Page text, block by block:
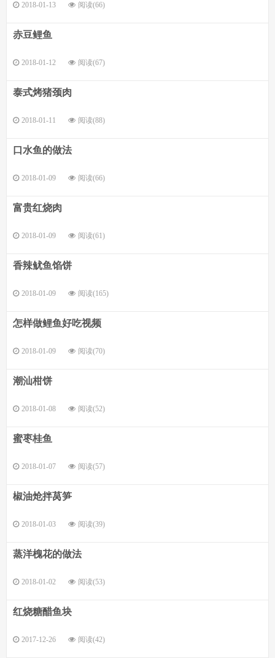
2018-01-13 阅读(66)
赤豆鲤鱼
2018-01-12 阅读(67)
泰式烤猪颈肉
2018-01-11 阅读(88)
口水鱼的做法
2018-01-09 阅读(66)
富贵红烧肉
2018-01-09 阅读(61)
香辣鱿鱼馅饼
2018-01-09 阅读(165)
怎样做鲤鱼好吃视频
2018-01-09 阅读(70)
潮汕柑饼
2018-01-08 阅读(52)
蜜枣桂鱼
2018-01-07 阅读(57)
椒油炝拌莴笋
2018-01-03 阅读(39)
蒸洋槐花的做法
2018-01-02 阅读(53)
红烧糖醋鱼块
2017-12-26 阅读(42)